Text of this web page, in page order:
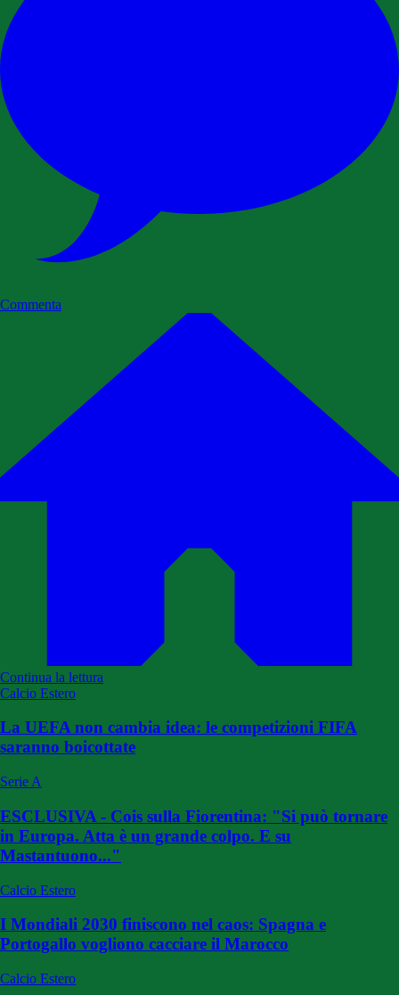
Commenta
Continua la lettura
Calcio Estero
La UEFA non cambia idea: le competizioni FIFA
saranno boicottate
Serie A
ESCLUSIVA - Cois sulla Fiorentina: "Si può tornare
in Europa. Atta è un grande colpo. E su
Mastantuono..."
Calcio Estero
I Mondiali 2030 finiscono nel caos: Spagna e
Portogallo vogliono cacciare il Marocco
Calcio Estero